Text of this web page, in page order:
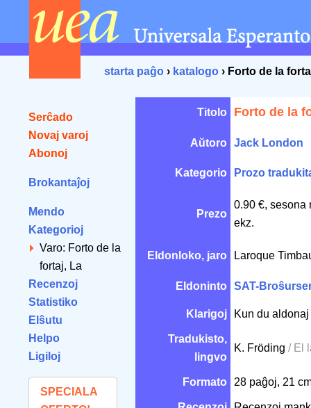
starta paĝo › katalogo › Forto de la
Serĉado
Novaj varoj
Abonoj
Brokantaĵoj
Mendo
Kategorioj
Varo: Forto de la
fortaj, La
Recenzoj
Statistiko
Elŝutu
Helpo
Ligiloj
SPECIALA
Titolo Forto de la
Aŭtoro Jack London
Kategorio Prozo
Prezo
0.90 €, sesona
ekz.
Eldonloko, jaro Laroque
Eldoninto SAT-
Klarigoj Kun du
Tradukisto,
lingvo
K. Fröding / El
Formato 28 paĝoj, 21